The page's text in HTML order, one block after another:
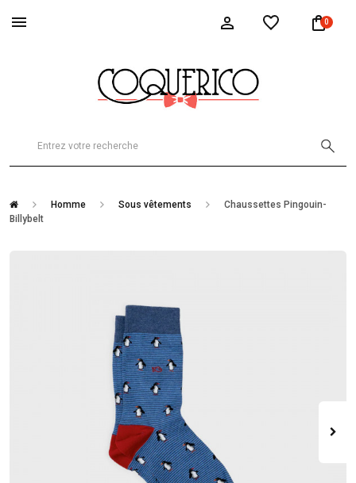
0
Homme Sous vêtements
Chaussettes Pingouin-
Billybelt